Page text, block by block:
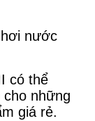
nước
có thể
cho những
giá rẻ.